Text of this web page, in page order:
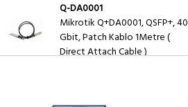
Q-DA0001
Mikrotik Q+DA0001, QSFP+, 40
Gbit, Patch Kablo 1Metre (
Direct Attach Cable )